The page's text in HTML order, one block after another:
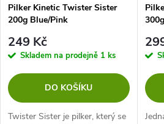
Pilker Kinetic Twister Sister
200g Blue/Pink
249 Kč
Skladem na prodejně 1 ks
DO KOŠÍKU
Twister Sister je pilker, který se